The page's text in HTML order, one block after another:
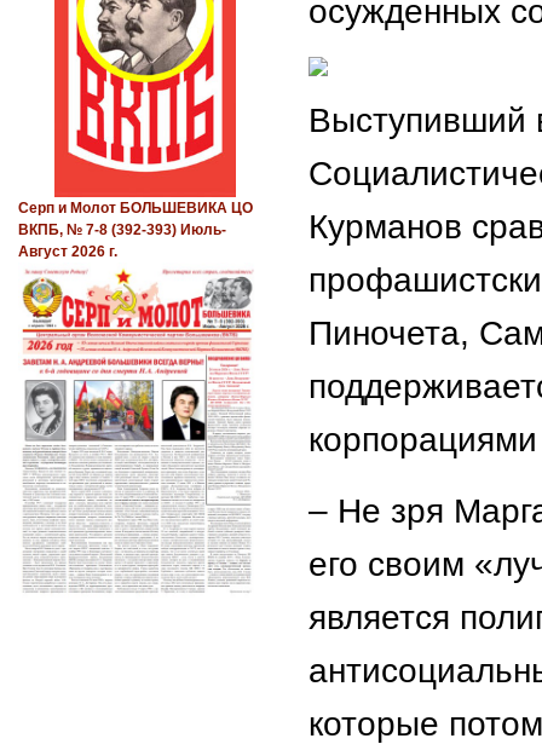
осужденных
Выступивший
Курманов
Пиночета,
– Не зря
его своим
является
которые
Серп и Молот БОЛЬШЕВИКА ЦО
ВКПБ, № 7-8 (392-393) Июль-
Август 2026 г.